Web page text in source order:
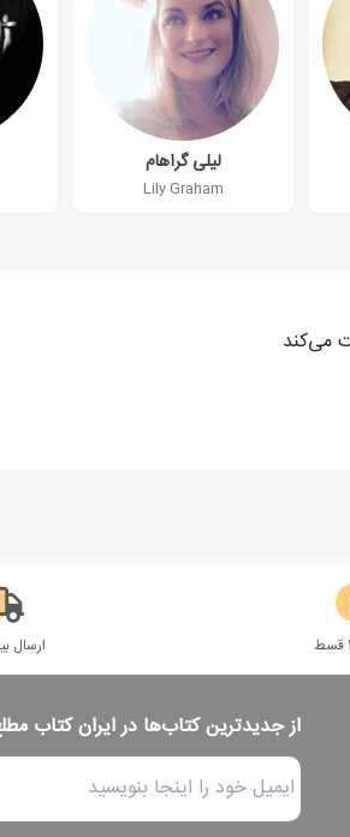
لیلی گراهام
Lily Graham
می‌کند
ارسال
از جدیدترین کتاب‌ها در ایران کتاب